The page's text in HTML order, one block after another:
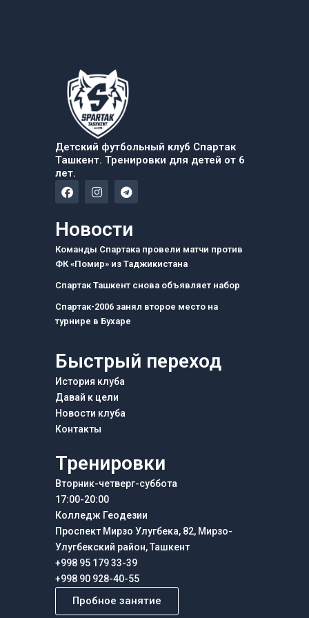
Детский футбольный клуб Спартак
Ташкент. Тренировки для детей от 6
лет.
F
a
e
b
o
k
I
n
a
g
r
a
m
T
e
g
a
m
Новости
Команды Спартака провели матчи против
ФК «Помир» из Таджикистана
Спартак Ташкент снова объявляет набор
Спартак-2006 занял второе место на
турнире в Бухаре
Быстрый переход
История клуба
Давай к цели
Новости клуба
Контакты
Тренировки
Вторник-четверг-суббота
17:00-20:00
Колледж Геодезии
Проспект Мирзо Улугбека, 82, Мирзо-
Улугбекский район, Ташкент
+998 95 179 33-39
+998 90 928-40-55
Пробное занятие